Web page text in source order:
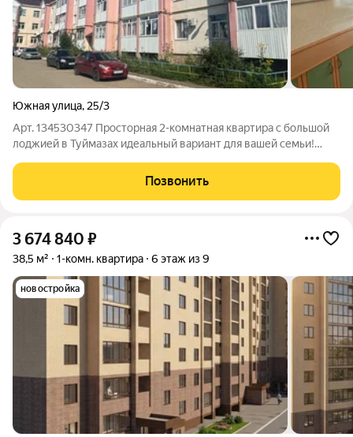
Южная улица, 25/3
Арт. 134530347 Просторная 2-комнатная квартира с большой
лоджией в Туймазах идеальный вариант для вашей семьи!
светлую и просторную 2-комнатную квартиру на улице
Южная, расположенную на оптимальном
Позвонить
3 674 840 ₽
38,5 м² 1-комн. квартира 6 этаж из 9
новостройка